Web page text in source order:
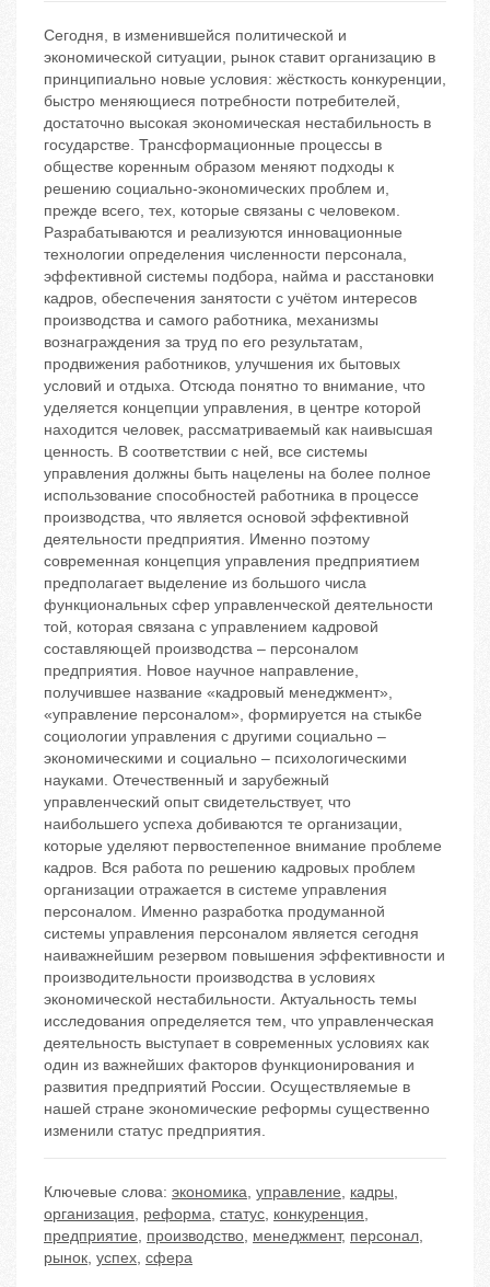
Сегодня, в изменившейся политической и
экономической ситуации, рынок ставит организацию в
принципиально новые условия: жёсткость конкуренции,
быстро меняющиеся потребности потребителей,
достаточно высокая экономическая нестабильность в
государстве. Трансформационные процессы в
обществе коренным образом меняют подходы к
решению социально-экономических проблем и,
прежде всего, тех, которые связаны с человеком.
Разрабатываются и реализуются инновационные
технологии определения численности персонала,
эффективной системы подбора, найма и расстановки
кадров, обеспечения занятости с учётом интересов
производства и самого работника, механизмы
вознаграждения за труд по его результатам,
продвижения работников, улучшения их бытовых
условий и отдыха. Отсюда понятно то внимание, что
уделяется концепции управления, в центре которой
находится человек, рассматриваемый как наивысшая
ценность. В соответствии с ней, все системы
управления должны быть нацелены на более полное
использование способностей работника в процессе
производства, что является основой эффективной
деятельности предприятия. Именно поэтому
современная концепция управления предприятием
предполагает выделение из большого числа
функциональных сфер управленческой деятельности
той, которая связана с управлением кадровой
составляющей производства – персоналом
предприятия. Новое научное направление,
получившее название «кадровый менеджмент»,
«управление персоналом», формируется на стык6е
социологии управления с другими социально –
экономическими и социально – психологическими
науками. Отечественный и зарубежный
управленческий опыт свидетельствует, что
наибольшего успеха добиваются те организации,
которые уделяют первостепенное внимание проблеме
кадров. Вся работа по решению кадровых проблем
организации отражается в системе управления
персоналом. Именно разработка продуманной
системы управления персоналом является сегодня
наиважнейшим резервом повышения эффективности и
производительности производства в условиях
экономической нестабильности. Актуальность темы
исследования определяется тем, что управленческая
деятельность выступает в современных условиях как
один из важнейших факторов функционирования и
развития предприятий России. Осуществляемые в
нашей стране экономические реформы существенно
изменили статус предприятия.
Ключевые слова: экономика, управление, кадры,
организация, реформа, статус, конкуренция,
предприятие, производство, менеджмент, персонал,
рынок, успех, сфера